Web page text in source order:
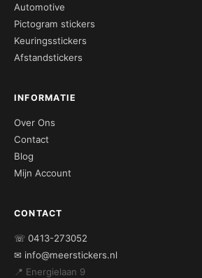
Automotive
Pictogram stickers
Keuringsstickers
Afstandstickers
INFORMATIE
Over Ons
Contact
Blog
Mijn Account
CONTACT
☏ 0413-273052
✉ info@meerstickers.nl
📍 Energielaan 9